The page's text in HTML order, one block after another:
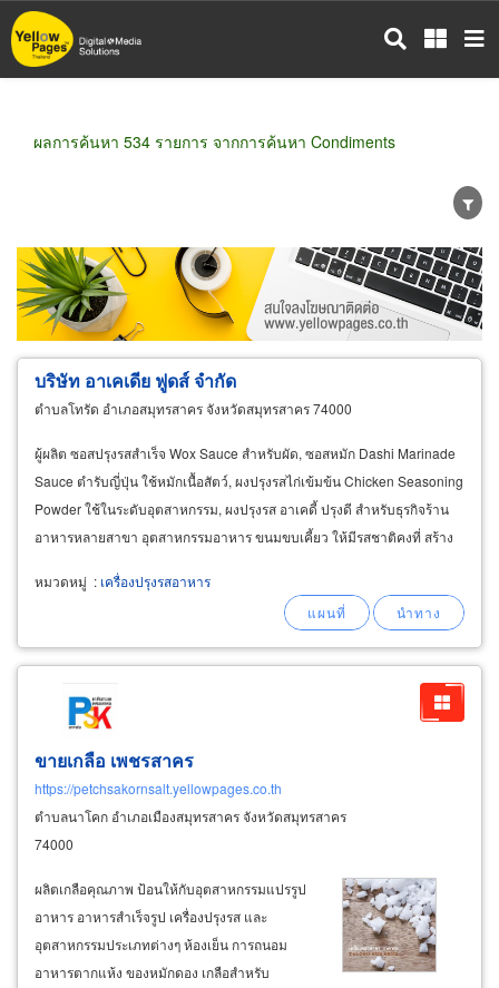
ข้าม
ไป
ผลการค้นหา 534 รายการ จากการค้นหา Condiments
ขายส่ง ขายปลีก ผู้ผลิต
ตัวแทนจัดจำหน่าย
ผู้ส่งออก/นำเข้า
ธุรกิจบริการ
บริษัท อาเคเดีย ฟูดส์ จำกัด
ตำบลโทรัด อำเภอสมุทรสาคร จังหวัดสมุทรสาคร 74000
ผู้ผลิต ซอสปรุงรสสำเร็จ Wox Sauce สำหรับผัด, ซอสหมัก Dashi Marinade
Sauce ตำรับญี่ปุ่น ใช้หมักเนื้อสัตว์, ผงปรุงรสไก่เข้มข้น Chicken Seasoning
Powder ใช้ในระดับอุตสาหกรรม, ผงปรุงรส อาเคดี้ ปรุงดี สำหรับธุรกิจร้าน
อาหารหลายสาขา อุตสาหกรรมอาหาร ขนมขบเคี้ยว ให้มีรสชาติคงที่ สร้าง
หมวดหมู่ : เครื่องปรุงรสอาหาร
ขายเกลือ เพชรสาคร
https://petchsakornsalt.yellowpages.co.th
ตำบลนาโคก อำเภอเมืองสมุทรสาคร จังหวัดสมุทรสาคร
74000
ผลิตเกลือคุณภาพ ป้อนให้กับอุตสาหกรรมแปรรูป
อาหาร อาหารสำเร็จรูป เครื่องปรุงรส และ
อุตสาหกรรมประเภทต่างๆ ห้องเย็น การถนอม
อาหารตากแห้ง ของหมักดอง เกลือสำหรับ